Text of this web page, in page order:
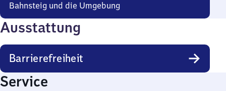
Bahnsteig und die Umgebung
Ausstattung
Barrierefreiheit
Service